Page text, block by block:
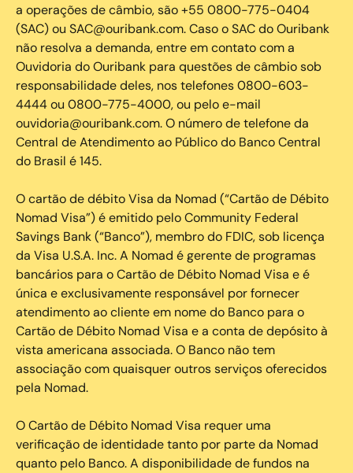
a operações de câmbio, são +55 0800-775-0404
(SAC) ou SAC@ouribank.com. Caso o SAC do Ouribank
não resolva a demanda, entre em contato com a
Ouvidoria do Ouribank para questões de câmbio sob
responsabilidade deles, nos telefones 0800-603-
4444 ou 0800-775-4000, ou pelo e-mail
ouvidoria@ouribank.com. O número de telefone da
Central de Atendimento ao Público do Banco Central
do Brasil é 145.
O cartão de débito Visa da Nomad (“Cartão de Débito
Nomad Visa”) é emitido pelo Community Federal
Savings Bank (“Banco”), membro do FDIC, sob licença
da Visa U.S.A. Inc. A Nomad é gerente de programas
bancários para o Cartão de Débito Nomad Visa e é
única e exclusivamente responsável por fornecer
atendimento ao cliente em nome do Banco para o
Cartão de Débito Nomad Visa e a conta de depósito à
vista americana associada. O Banco não tem
associação com quaisquer outros serviços oferecidos
pela Nomad.
O Cartão de Débito Nomad Visa requer uma
verificação de identidade tanto por parte da Nomad
quanto pelo Banco. A disponibilidade de fundos na